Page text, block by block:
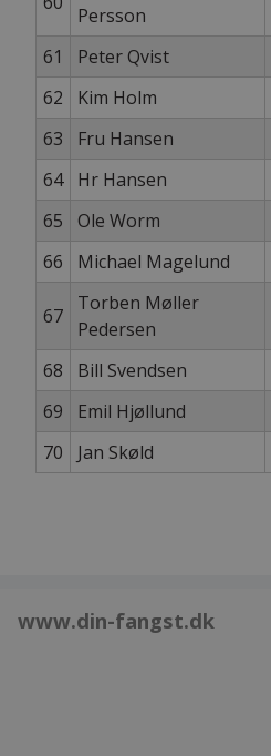
Persson
61 Peter Qvist
62
Kim Holm
63
Fru Hansen
64
Hr Hansen
65
Ole Worm
66
Michael Magelund
67
Torben Møller
Pedersen
68 Bill Svendsen
69
Emil Hjøllund
70
Jan Skøld
www.din-fangst.dk